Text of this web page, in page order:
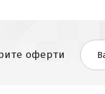
оферти